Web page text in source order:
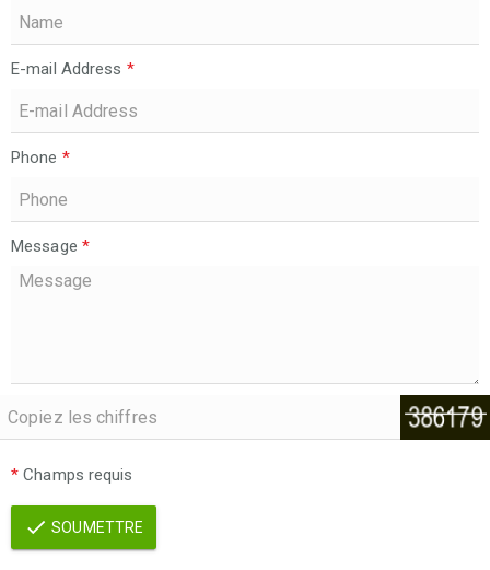
E-mail Address *
Phone *
Message *
* Champs requis
SOUMETTRE